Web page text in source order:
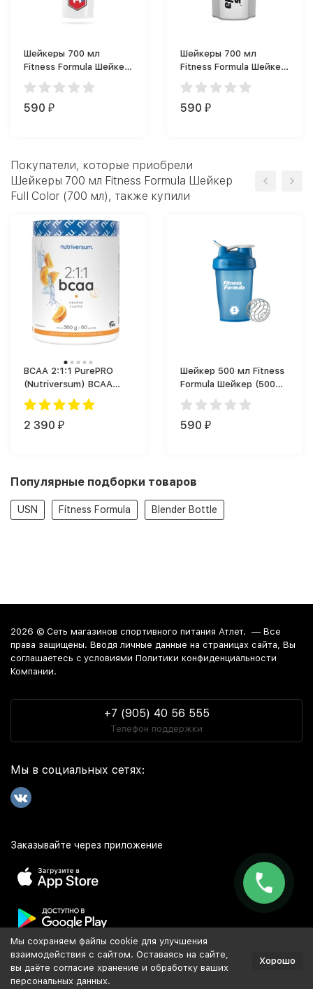
Шейкеры 700 мл
Fitness Formula Шейкер
Фитнес Формула (700
мл)
590 ₽
Шейкеры 700 мл
Fitness Formula Шейкер
с сеткой (700 мл)
590 ₽
Покупатели, которые приобрели
Шейкеры 700 мл Fitness Formula Шейкер
Full Color (700 мл), также купили
BCAA 2:1:1 PurePRO
(Nutriversum) BCAA
(360 г)
2 390 ₽
Шейкер 500 мл Fitness
Formula Шейкер (500
мл)
590 ₽
Популярные подборки товаров
USN Fitness Formula Blender Bottle
2026 © Сеть магазинов спортивного питания Атлет. — Все
права защищены. Вводя личные данные на страницах сайта, Вы
соглашаетесь c условиями Политики конфиденциальности
Компании.
+7 (905) 40 56 555
Телефон поддержки
Мы в социальных сетях:
Заказывайте через приложение
Популярное
Мы сохраняем файлы cookie для улучшения
взаимодействия с сайтом. Оставаясь на сайте,
вы даёте согласие хранение и обработку ваших
персональных данных.
Хорошо